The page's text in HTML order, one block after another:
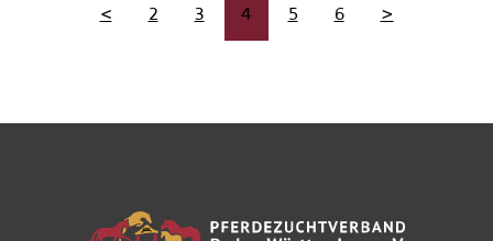
< 2 3 4 5 6 >